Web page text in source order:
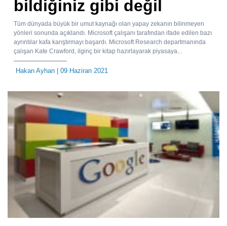
bildiğiniz gibi değil
Tüm dünyada büyük bir umut kaynağı olan yapay zekanın bilinmeyen
yönleri sonunda açıklandı. Microsoft çalışanı tarafından ifade edilen bazı
ayrıntılar kafa karıştırmayı başardı. Microsoft Research departmanında
çalışan Kate Crawford, ilginç bir kitap hazırlayarak piyasaya...
Hakan Ayhan | 09 Haziran 2021